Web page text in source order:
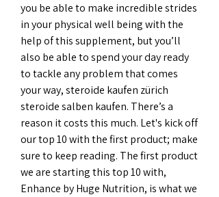
you be able to make incredible strides
in your physical well being with the
help of this supplement, but you’ll
also be able to spend your day ready
to tackle any problem that comes
your way, steroide kaufen zürich
steroide salben kaufen. There’s a
reason it costs this much. Let's kick off
our top 10 with the first product; make
sure to keep reading. The first product
we are starting this top 10 with,
Enhance by Huge Nutrition, is what we